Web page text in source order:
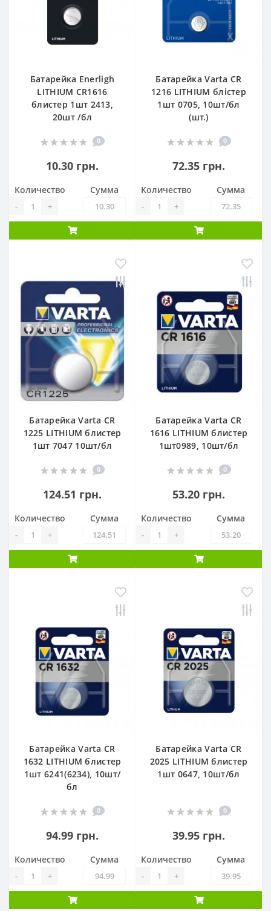
Батарейка Enerligh
LITHIUM CR1616
блистер 1шт 2413,
20шт /бл
0
10.30 грн.
Количество
- +
Сумма
Батарейка Varta CR
1216 LITHIUM блістер
1шт 0705, 10шт/бл
(шт.)
0
72.35 грн.
Количество
- +
Сумма
Батарейка Varta CR
1225 LITHIUM блистер
1шт 7047 10шт/бл
0
124.51 грн.
Количество
- +
Сумма
Батарейка Varta CR
1616 LITHIUM блистер
1шт0989, 10шт/бл
0
53.20 грн.
Количество
- +
Сумма
Батарейка Varta CR
1632 LITHIUM блистер
1шт 6241(6234), 10шт/
бл
0
94.99 грн.
Количество
- +
Сумма
Батарейка Varta CR
2025 LITHIUM блистер
1шт 0647, 10шт/бл
0
39.95 грн.
Количество
- +
Сумма